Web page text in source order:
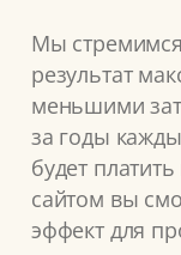
Мы
результат
меньшими
за годы
будет
сайтом вы
эффект для